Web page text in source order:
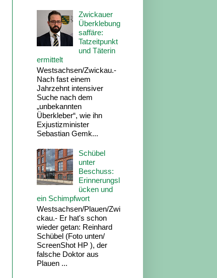
Zwickauer
Überklebung
saffäre:
Tatzeitpunkt
und Täterin
ermittelt
Westsachsen/Zwickau.-
Nach fast einem
Jahrzehnt intensiver
Suche nach dem
„unbekannten
Überkleber“, wie ihn
Exjustizminister
Sebastian Gemk...
Schübel
unter
Beschuss:
Erinnerungsl
ücken und
ein Schimpfwort
Westsachsen/Plauen/Zwi
ckau.- Er hat's schon
wieder getan: Reinhard
Schübel (Foto unten/
ScreenShot HP ), der
falsche Doktor aus
Plauen ...